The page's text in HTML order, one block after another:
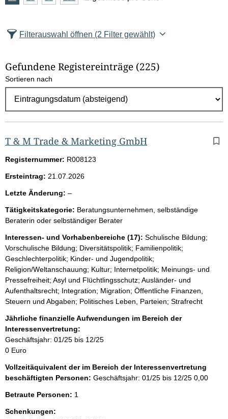
zurück
z
l
E
g
e
b
n
s
s
e
p
r
o
S
e
i
e
Filterauswahl öffnen (2 Filter gewählt)
Gefundene Registereinträge (225)
Sortieren nach
T & M Trade & Marketing GmbH
Registernummer: R008123
Ersteintrag: 21.07.2026
Letzte Änderung: –l
e
r
Tätigkeitskategorie: Beratungsunternehmen, selbständige
Beraterin oder selbständiger Berater
Interessen- und Vorhabenbereiche (17): Schulische Bildung;
Vorschulische Bildung; Diversitätspolitik; Familienpolitik;
Geschlechterpolitik; Kinder- und Jugendpolitik;
Religion/Weltanschauung; Kultur; Internetpolitik; Meinungs- und
Pressefreiheit; Asyl und Flüchtlingsschutz; Ausländer- und
Aufenthaltsrecht; Integration; Migration; Öffentliche Finanzen,
Steuern und Abgaben; Politisches Leben, Parteien; Strafrecht
Jährliche finanzielle Aufwendungen im Bereich der
Interessenvertretung:
Geschäftsjahr: 01/25 bis 12/25
0 Euro
Vollzeitäquivalent der im Bereich der Interessenvertretung
beschäftigten Personen: Geschäftsjahr: 01/25 bis 12/25 0,00
Betraute Personen: 1
Schenkungen: